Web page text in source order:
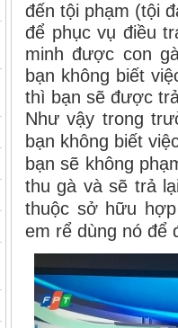
đến tội phạm (tội
để phục vụ điều
minh được con
bạn không biết
thì bạn sẽ được
Như vậy trong
bạn không biết
bạn sẽ không
thu gà và sẽ trả
thuộc sở hữu
em rể dùng nó để